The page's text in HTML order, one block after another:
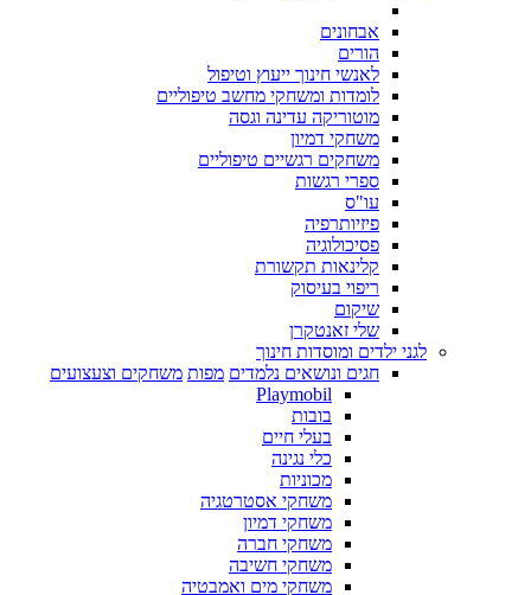
אבחונים
הורים
לאנשי חינוך ייעוץ וטיפול
לומדות ומשחקי מחשב טיפוליים
מוטוריקה עדינה וגסה
משחקי דמיון
משחקים רגשיים טיפוליים
ספרי רגשות
עו"ס
פיזיותרפיה
פסיכולוגיה
קלינאות תקשורת
ריפוי בעיסוק
שיקום
שלי זאנטקרן
לגני ילדים ומוסדות חינוך
חגים ונושאים נלמדים מפות משחקים וצעצועים
Playmobil
בובות
בעלי חיים
כלי נגינה
מכוניות
משחקי אסטרטגיה
משחקי דמיון
משחקי חברה
משחקי חשיבה
משחקי מים ואמבטיה